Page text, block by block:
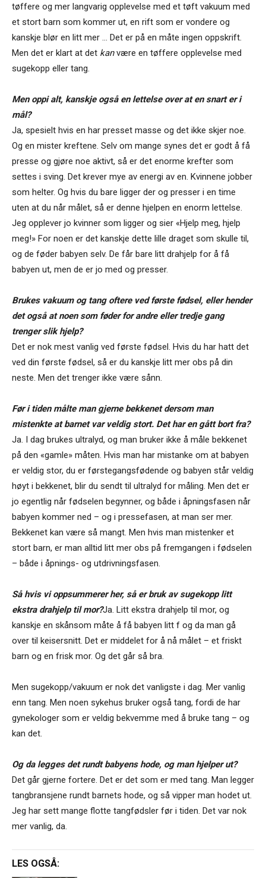
tøffere og mer langvarig opplevelse med et tøft vakuum med
et stort barn som kommer ut, en rift som er vondere og
kanskje blør en litt mer … Det er på en måte ingen oppskrift.
Men det er klart at det kanvære en tøffere opplevelse med
sugekopp eller tang.
Men oppi alt, kanskje også en lettelse over at en snart er i
mål?
Ja, spesielt hvis en har presset masse og det ikke skjer noe.
Og en mister kreftene. Selv om mange synes det er godt å få
presse og gjøre noe aktivt, så er det enorme krefter som
settes i sving. Det krever mye av energi av en. Kvinnene jobber
som helter. Og hvis du bare ligger der og presser i en time
uten at du når målet, så er denne hjelpen en enorm lettelse.
Jeg opplever jo kvinner som ligger og sier «Hjelp meg, hjelp
meg!» For noen er det kanskje dette lille draget som skulle til,
og de føder babyen selv. De får bare litt drahjelp for å få
babyen ut, men de er jo med og presser.
Brukes vakuum og tang oftere ved første fødsel, eller hender
det også at noen som føder for andre eller tredje gang
trenger slik hjelp?
Det er nok mest vanlig ved første fødsel. Hvis du har hatt det
ved din første fødsel, så er du kanskje litt mer obs på din
neste. Men det trenger ikke være sånn.
Før i tiden målte man gjerne bekkenet dersom man
mistenkte at barnet var veldig stort. Det har en gått bort fra?
Ja. I dag brukes ultralyd, og man bruker ikke å måle bekkenet
på den «gamle» måten. Hvis man har mistanke om at babyen
er veldig stor, du er førstegangsfødende og babyen står veldig
høyt i bekkenet, blir du sendt til ultralyd for måling. Men det er
jo egentlig når fødselen begynner, og både i åpningsfasen når
babyen kommer ned – og i pressefasen, at man ser mer.
Bekkenet kan være så mangt. Men hvis man mistenker et
stort barn, er man alltid litt mer obs på fremgangen i fødselen
– både i åpnings- og utdrivningsfasen.
Så hvis vi oppsummerer her, så er bruk av sugekopp litt
ekstra drahjelp til mor?Ja. Litt ekstra drahjelp til mor, og
kanskje en skånsom måte å få babyen litt f og da man gå
over til keisersnitt. Det er middelet for å nå målet ­– et friskt
barn og en frisk mor. Og det går så bra.
Men sugekopp/vakuum er nok det vanligste i dag. Mer vanlig
enn tang. Men noen sykehus bruker også tang, fordi de har
gynekologer som er veldig bekvemme med å bruke tang – og
kan det.
Og da legges det rundt babyens hode, og man hjelper ut?
Det går gjerne fortere. Det er det som er med tang. Man legger
tangbransjene rundt barnets hode, og så vipper man hodet ut.
Jeg har sett mange flotte tangfødsler før i tiden. Det var nok
mer vanlig, da.
LES OGSÅ: